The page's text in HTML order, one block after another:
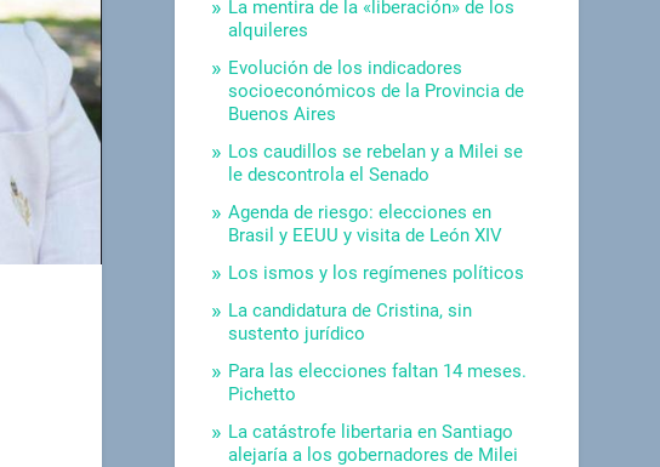
La mentira de la «liberación» de los
alquileres
Evolución de los indicadores
socioeconómicos de la Provincia de
Buenos Aires
Los caudillos se rebelan y a Milei se
le descontrola el Senado
Agenda de riesgo: elecciones en
Brasil y EEUU y visita de León XIV
Los ismos y los regímenes políticos
La candidatura de Cristina, sin
sustento jurídico
Para las elecciones faltan 14 meses.
Pichetto
La catástrofe libertaria en Santiago
alejaría a los gobernadores de Milei